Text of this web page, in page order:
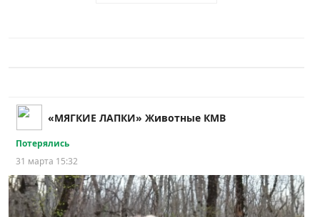
«МЯГКИЕ ЛАПКИ» Животные КМВ
Потерялись
31 марта 15:32